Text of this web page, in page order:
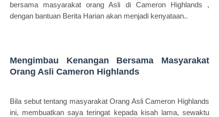
bersama masyarakat orang Asli di Cameron Highlands ,
dengan bantuan Berita Harian akan menjadi kenyataan..
Mengimbau Kenangan Bersama Masyarakat
Orang Asli Cameron Highlands
Bila sebut tentang masyarakat Orang Asli Cameron Highlands
ini, membuatkan saya teringat kepada kisah lama, sewaktu